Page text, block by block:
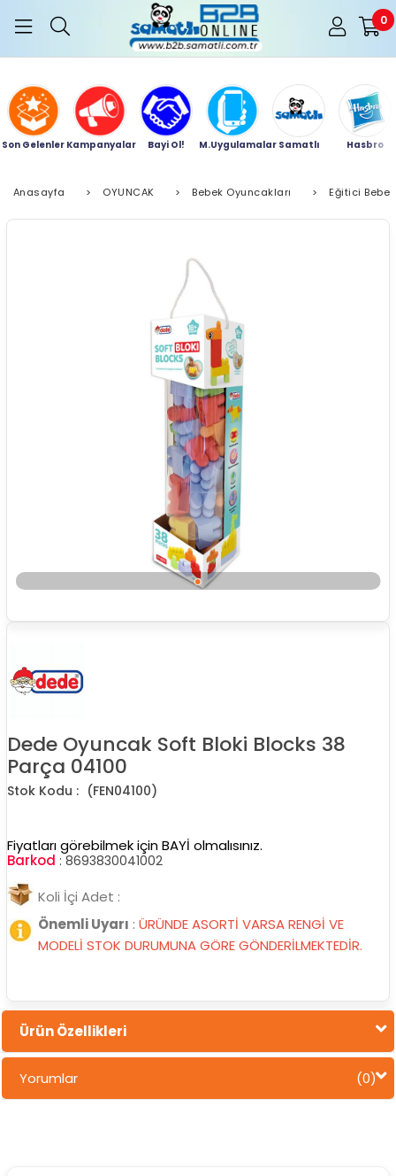
0
Son Gelenler Kampanyalar Bayi Ol! M.Uygulamalar Samatlı Hasbro
Anasayfa > OYUNCAK > Bebek Oyuncakları > Eğitici
Dede Oyuncak Soft Bloki Blocks 38
Parça 04100
(FEN04100)
Fiyatları görebilmek için BAYİ olmalısınız.
Barkod : 8693830041002
Koli İçi Adet :
Önemli Uyarı : ÜRÜNDE ASORTİ VARSA RENGİ VE
MODELİ STOK DURUMUNA GÖRE GÖNDERİLMEKTEDİR.
Ürün Özellikleri
Yorumlar (0)